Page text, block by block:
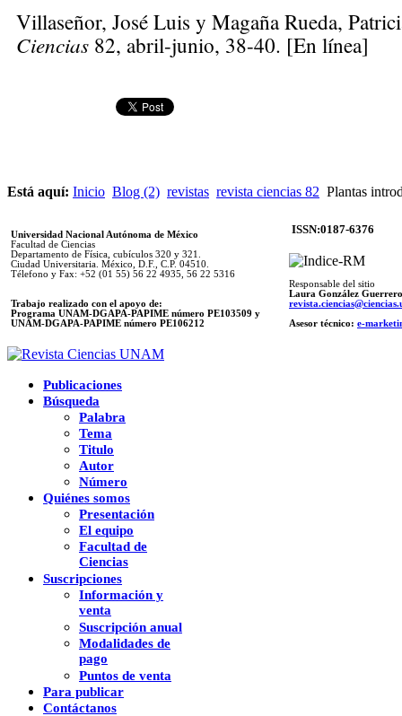
Villaseñor, José Luis y Magaña Rueda,
Ciencias 82, abril-junio, 38-40. [En línea]
Está aquí: Inicio Blog (2) revistas revista ciencias 82 Plantas
Universidad Nacional Autónoma de México
Facultad de Ciencias
Departamento de Física, cubículos 320 y 321.
Ciudad Universitaria. México, D.F., C.P. 04510.
Télefono y Fax: +52 (01 55) 56 22 4935, 56 22 5316
Trabajo realizado con el apoyo de:
Programa UNAM-DGAPA-PAPIME número PE103509 y
UNAM-DGAPA-PAPIME número PE106212
ISSN:0187-6376
Responsable del sitio
Laura González Guerrero
Asesor técnico: e-
Publicaciones
Búsqueda
Palabra
Tema
Titulo
Autor
Número
Quiénes somos
Presentación
El equipo
Facultad de
Ciencias
Suscripciones
Información y
venta
Suscripción anual
Modalidades de
pago
Puntos de venta
Para publicar
Contáctanos